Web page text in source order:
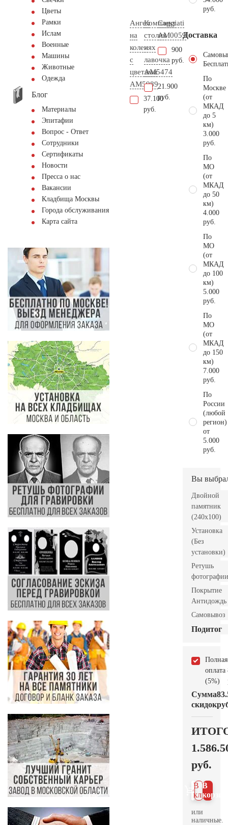
Цветы
Рамки
Ислам
Военные
Машины
Животные
Одежда
Блог
Материалы
Эпитафии
Вопрос - Ответ
Сотрудники
Сертификаты
Новости
Пресса о нас
Вакансии
Кладбища Москвы
Города обслуживания
Карта сайта
Ангел
на
коленях
с
цветами
AM5989
37.100
руб.
Комплект
столик
и
лавочка
АМ5474
21.900
руб.
Caggiati
AM0059
900
руб.
руб.
Доставка
По
Москве
(от
МКАД
до 5
км)
3.000
руб.
По
МО
(от
МКАД
до 50
км)
4.000
руб.
По
МО
(от
МКАД
до 100
км)
5.000
руб.
По
МО
(от
МКАД
до 150
км)
7.000
руб.
По
России
(любой
регион)
от
5.000
руб.
Вы
Двойной
памятник
(240x100)
Установка
(Без
установки)
Ретушь
фотографии
Покрытие
Антидождь
Самовывоз
Подитог
Полная
оплата
(5%)
Сумма
скидок
руб.
В
В 1
клик
или
наличные.